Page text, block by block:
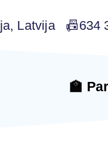
Latvija
🏫